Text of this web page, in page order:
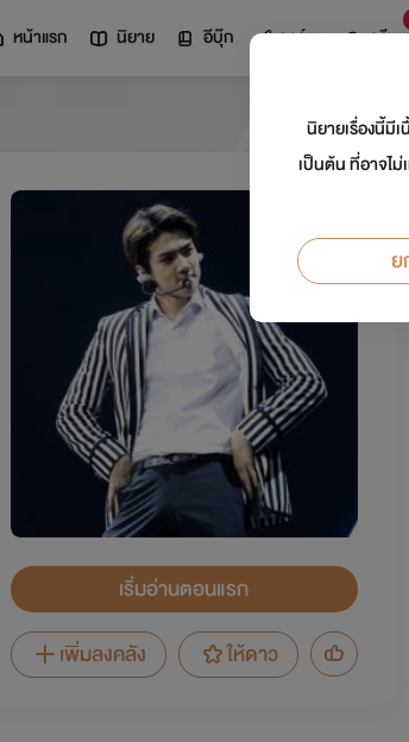
หน้าแรก นิยาย อีบุ๊ก การ์ตูน ดรีม
เริ่มอ่านตอนแรก
เพิ่มลงคลัง
ให้ดาว
นิยายเรื่องนี้มี
เป็นต้น ที่อาจไ
ย